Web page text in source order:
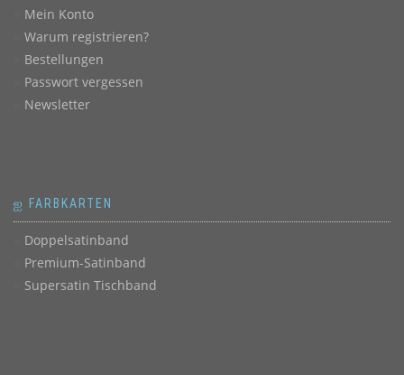
Mein Konto
Warum registrieren?
Bestellungen
Passwort vergessen
Newsletter
ஐ FARBKARTEN
Doppelsatinband
Premium-Satinband
Supersatin Tischband